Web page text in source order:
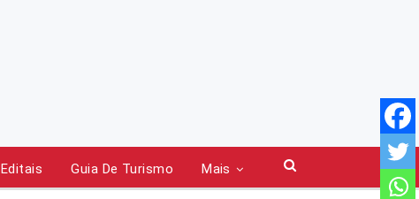
Editais Guia De Turismo Mais